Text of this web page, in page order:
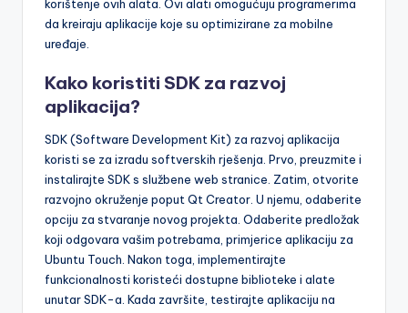
korištenje ovih alata. Ovi alati omogućuju programerima
da kreiraju aplikacije koje su optimizirane za mobilne
uređaje.
Kako koristiti SDK za razvoj
aplikacija?
SDK (Software Development Kit) za razvoj aplikacija
koristi se za izradu softverskih rješenja. Prvo, preuzmite i
instalirajte SDK s službene web stranice. Zatim, otvorite
razvojno okruženje poput Qt Creator. U njemu, odaberite
opciju za stvaranje novog projekta. Odaberite predložak
koji odgovara vašim potrebama, primjerice aplikaciju za
Ubuntu Touch. Nakon toga, implementirajte
funkcionalnosti koristeći dostupne biblioteke i alate
unutar SDK-a. Kada završite, testirajte aplikaciju na